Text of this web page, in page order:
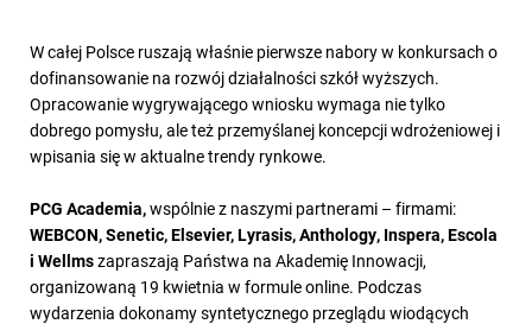
W całej Polsce ruszają właśnie pierwsze nabory w konkursach o
dofinansowanie na rozwój działalności szkół wyższych.
Opracowanie wygrywającego wniosku wymaga nie tylko
dobrego pomysłu, ale też przemyślanej koncepcji wdrożeniowej i
wpisania się w aktualne trendy rynkowe.
PCG Academia,wspólnie z naszymi partnerami – firmami:
WEBCON, Senetic, Elsevier, Lyrasis, Anthology, Inspera, Escola
i Wellmszapraszają Państwa na Akademię Innowacji,
organizowaną 19 kwietnia w formule online. Podczas
wydarzenia dokonamy syntetycznego przeglądu wiodących